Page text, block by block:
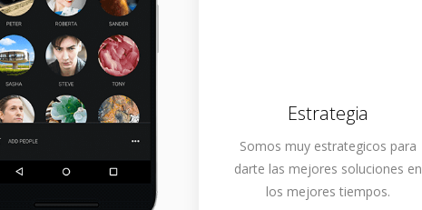
Estrategia
Somos muy estrategicos para
darte las mejores soluciones en
los mejores tiempos.